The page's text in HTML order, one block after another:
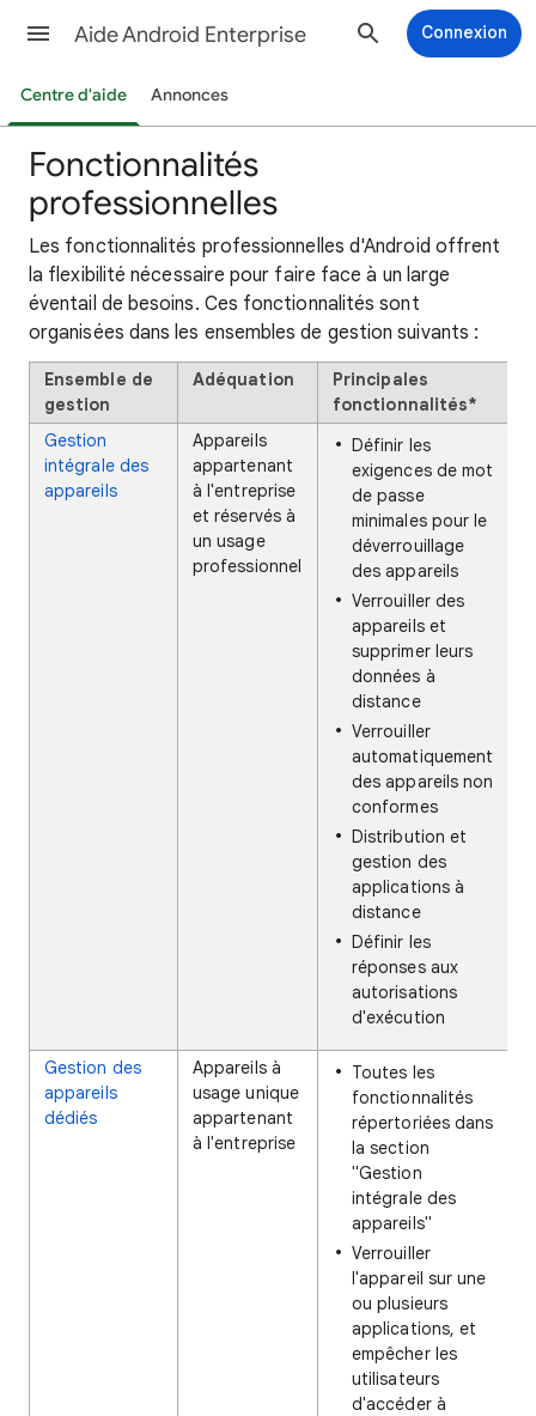
Aide Android Enterprise Connexion
Centre d'aide Annonces
Fonctionnalités
professionnelles
Les fonctionnalités professionnelles d'Android offrent
la flexibilité nécessaire pour faire face à un large
éventail de besoins. Ces fonctionnalités sont
organisées dans les ensembles de gestion suivants :
Ensemble de
gestion
Adéquation
Principales
fonctionnalités*
Gestion
intégrale des
appareils
Appareils
appartenant
à l'entreprise
et réservés à
un usage
professionnel
Définir les
exigences de mot
de passe
minimales pour le
déverrouillage
des appareils
Verrouiller des
appareils et
supprimer leurs
données à
distance
Verrouiller
automatiquement
des appareils non
conformes
Distribution et
gestion des
applications à
distance
Définir les
réponses aux
autorisations
d'exécution
Gestion des
appareils
dédiés
Appareils à
usage unique
appartenant
à l'entreprise
Toutes les
fonctionnalités
répertoriées dans
la section
"Gestion
intégrale des
appareils"
Verrouiller
l'appareil sur une
ou plusieurs
applications, et
empêcher les
utilisateurs
d'accéder à